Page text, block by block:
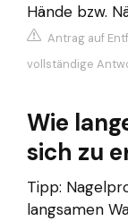
Hände bzw.
Antrag auf
vollständige
Wie
sich zu
Tipp:
langsamen